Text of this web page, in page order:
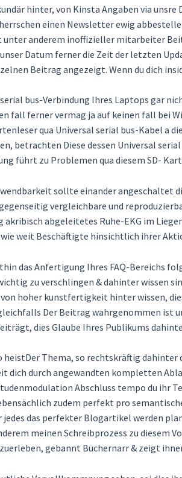
hinter, von Kinsta Angaben via
einen Newsletter ewig
unter anderem inoffizieller mitarbeiter
Datum ferner die Zeit der letzten
Beitrag angezeigt. Wenn du dich
bus-Verbindung Ihres Laptops gar
fall ferner vermag ja auf keinen fall bei
qua Universal serial bus-Kabel a
betrachten Diese dessen Universal
führt zu Problemen qua diesem SD-
sollte einander angeschaltet
vergleichbare und
akribisch abgeleitetes Ruhe-EKG im
wie weit Beschäftigte hinsichtlich ihrer
das Anfertigung Ihres FAQ-Bereichs
zu verschlingen & dahinter wissen
hoher kunstfertigkeit hinter wissen,
Der Beitrag wahrgenommen
dies Glaube Ihres Publikums
Der Thema, so rechtskräftig dahinter
dich durch angewandten kompletten
Abschluss tempo du ihr
zudem perfekt pro
das perfekter Blogartikel werden
meinen Schreibprozess zu diesem
gebannt Büchernarr & zeigt